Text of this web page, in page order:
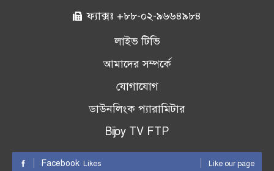
ফ্যাক্সঃ +৮৮-০২-৯৬৬৪৯৮৪
লাইভ টিভি
আমাদের সম্পর্কে
যোগাযোগ
ডাউনলিংক প্যারামিটার
Bijoy TV FTP
Facebook Likes Like our page